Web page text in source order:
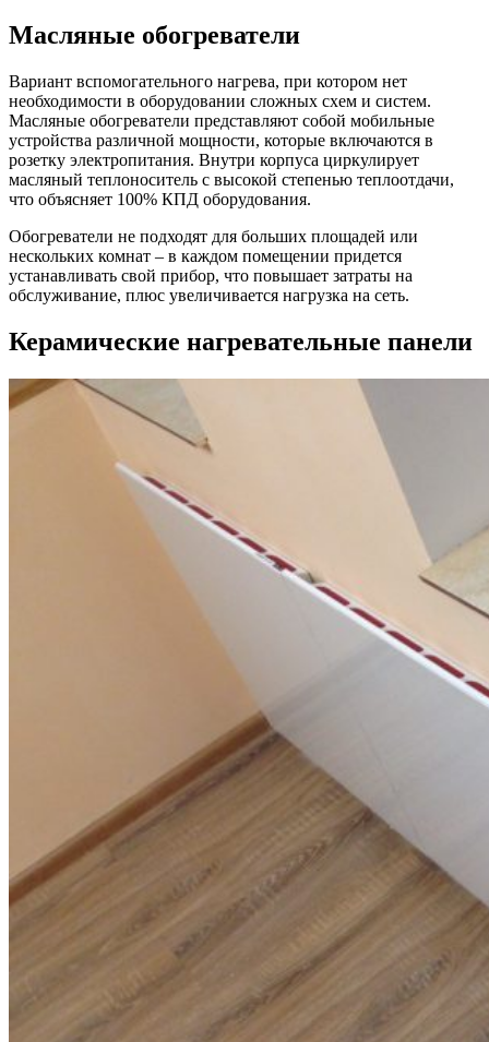
Масляные обогреватели
Вариант вспомогательного нагрева, при котором нет
необходимости в оборудовании сложных схем и систем.
Масляные обогреватели представляют собой мобильные
устройства различной мощности, которые включаются в
розетку электропитания. Внутри корпуса циркулирует
масляный теплоноситель с высокой степенью теплоотдачи,
что объясняет 100% КПД оборудования.
Обогреватели не подходят для больших площадей или
нескольких комнат – в каждом помещении придется
устанавливать свой прибор, что повышает затраты на
обслуживание, плюс увеличивается нагрузка на сеть.
Керамические нагревательные панели